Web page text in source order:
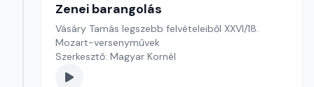
Zenei barangolás
Vásáry Tamás legszebb felvételeiből XXVI/18.
Mozart-versenyművek
Szerkesztő: Magyar Kornél